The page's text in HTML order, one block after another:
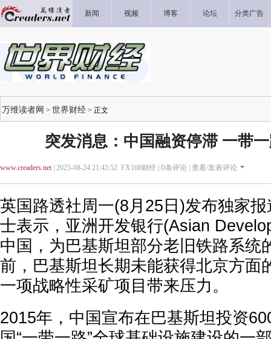
新闻 视频 博客 论坛 分类广告
万维读者网 > 世界财经 > 正文
突发消息：中国融资停滞 一带
www.creaders.net| 2025-08-24 21:43:52 FX168财经 | 0条评论 | 查看/发表评论
英国路透社周一(8月25日)发布独家
士表示，亚洲开发银行(Asian
中国，为巴基斯坦部分老旧铁路系统
前，巴基斯坦长期未能获得北京方面
一项战略性采矿项目带来压力。
2015年，中国宣布在巴基斯坦投资